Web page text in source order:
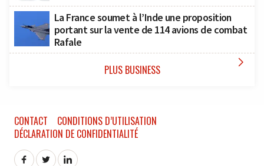
La France soumet à l’Inde une proposition
portant sur la vente de 114 avions de combat
Rafale
PLUS BUSINESS 
CONTACT
CONDITIONS D’UTILISATION
DÉCLARATION DE CONFIDENTIALITÉ